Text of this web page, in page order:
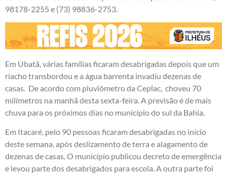
98178-2255 e (73) 98836-2753.
Em Ubatã, várias famílias ficaram desabrigadas depois que um
riacho transbordou e a água barrenta invadiu dezenas de
casas. De acordo com pluviômetro da Ceplac, choveu 70
milímetros na manhã desta sexta-feira. A previsão é de mais
chuva para os próximos dias no município do sul da Bahia.
Em Itacaré, pelo 90 pessoas ficaram desabrigadas no início
deste semana, após deslizamento de terra e alagamento de
dezenas de casas. O município publicou decreto de emergência
e levou parte dos desabrigados para escola. A outra parte foi